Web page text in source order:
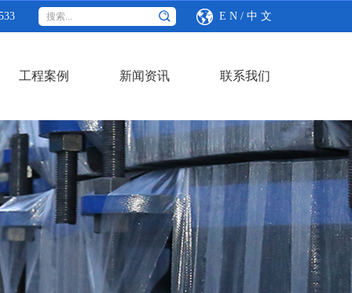
E N / 中 文
工程案例 新闻资讯 联系我们